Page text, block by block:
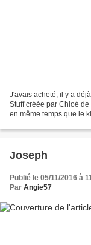
J'avais acheté, il y a
Stuff créée par Chloé
en même temps que le
Joseph
Publié le 05/11/2016 à
Par Angie57